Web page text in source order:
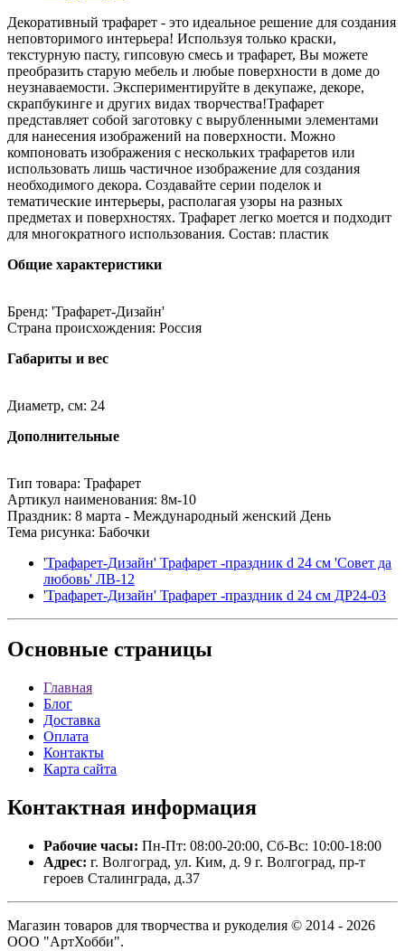
Декоративный трафарет - это идеальное решение для создания
неповторимого интерьера! Используя только краски,
текстурную пасту, гипсовую смесь и трафарет, Вы можете
преобразить старую мебель и любые поверхности в доме до
неузнаваемости. Экспериментируйте в декупаже, декоре,
скрапбукинге и других видах творчества!Трафарет
представляет собой заготовку с вырубленными элементами
для нанесения изображений на поверхности. Можно
компоновать изображения с нескольких трафаретов или
использовать лишь частичное изображение для создания
необходимого декора. Создавайте серии поделок и
тематические интерьеры, располагая узоры на разных
предметах и поверхностях. Трафарет легко моется и подходит
для многократного использования. Состав: пластик
Общие характеристики
Бренд: 'Трафарет-Дизайн'
Страна происхождения: Россия
Габариты и вес
Диаметр, см: 24
Дополнительные
Тип товара: Трафарет
Артикул наименования: 8м-10
Праздник: 8 марта - Международный женский День
Тема рисунка: Бабочки
'Трафарет-Дизайн' Трафарет -праздник d 24 см 'Совет да
любовь' ЛВ-12
'Трафарет-Дизайн' Трафарет -праздник d 24 см ДР24-03
Основные страницы
Главная
Блог
Доставка
Оплата
Контакты
Карта сайта
Контактная информация
Рабочие часы: Пн-Пт: 08:00-20:00, Сб-Вс: 10:00-18:00
Адрес: г. Волгоград, ул. Ким, д. 9 г. Волгоград, пр-т
героев Сталинграда, д.37
Магазин товаров для творчества и рукоделия © 2014 - 2026
ООО "АртХобби".